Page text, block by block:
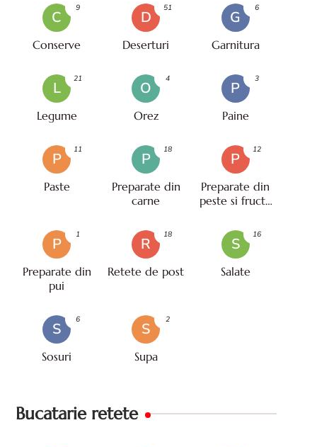
C
Conserve
9
D
Deserturi
51
G
Garnitura
6
L
Legume
21
O
Orez
4
P
Paine
3
P
Paste
11
P
Preparate din
carne
18
P
Preparate din
peste si fructe
12
P
Preparate din
pui
1
R
Retete de post
18
S
Salate
16
S
Sosuri
6
S
Supa
2
Bucatarie retete